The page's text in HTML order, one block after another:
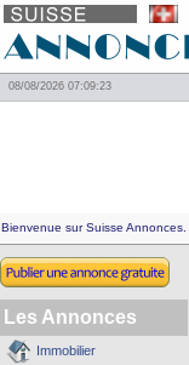
08/08/2026 07:09:23
Bienvenue sur Suisse Annonces.
Les Annonces
Immobilier